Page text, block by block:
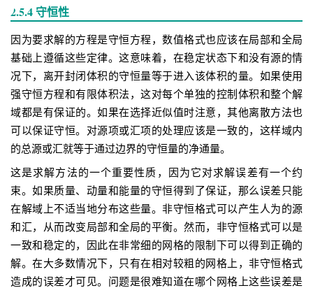
2.5.4 守恒性
因为要求解的方程是守恒方程，数值格式也应该在局部和全局
基础上遵循这些定律。这意味着，在稳定状态下和没有源的情
况下，离开封闭体积的守恒量等于进入该体积的量。如果使用
强守恒方程和有限体积法，这对每个单独的控制体积和整个解
域都是有保证的。如果在选择近似值时注意，其他离散方法也
可以保证守恒。对源项或汇项的处理应该是一致的，这样域内
的总源或汇就等于通过边界的守恒量的净通量。
这是求解方法的一个重要性质，因为它对求解误差有一个约
束。如果质量、动量和能量的守恒得到了保证，那么误差只能
在解域上不适当地分布这些量。非守恒格式可以产生人为的源
和汇，从而改变局部和全局的平衡。然而，非守恒格式可以是
一致和稳定的，因此在非常细的网格的限制下可以得到正确的
解。在大多数情况下，只有在相对较粗的网格上，非守恒格式
造成的误差才可见。问题是很难知道在哪个网格上这些误差是